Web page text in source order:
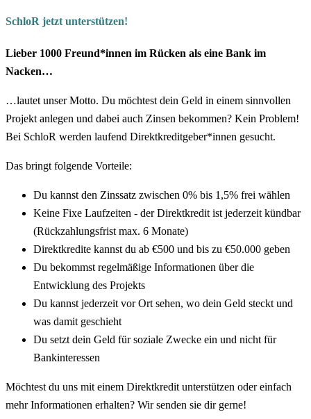
SchloR jetzt unterstützen!
Lieber 1000 Freund*innen im Rücken als eine Bank im
Nacken…
…lautet unser Motto. Du möchtest dein Geld in einem sinnvollen
Projekt anlegen und dabei auch Zinsen bekommen? Kein Problem!
Bei SchloR werden laufend Direktkreditgeber*innen gesucht.
Das bringt folgende Vorteile:
Du kannst den Zinssatz zwischen 0% bis 1,5% frei wählen
Keine Fixe Laufzeiten - der Direktkredit ist jederzeit kündbar
(Rückzahlungsfrist max. 6 Monate)
Direktkredite kannst du ab €500 und bis zu €50.000 geben
Du bekommst regelmäßige Informationen über die
Entwicklung des Projekts
Du kannst jederzeit vor Ort sehen, wo dein Geld steckt und
was damit geschieht
Du setzt dein Geld für soziale Zwecke ein und nicht für
Bankinteressen
Möchtest du uns mit einem Direktkredit unterstützen oder einfach
mehr Informationen erhalten? Wir senden sie dir gerne!